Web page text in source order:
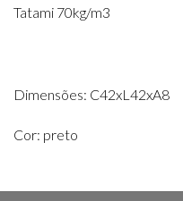
Tatami 70kg/m3
Dimensões: C42xL42xA8
Cor: preto